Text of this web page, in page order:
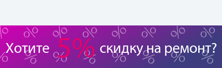
Хотите 5% скидку на ремонт?